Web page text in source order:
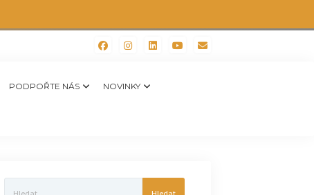
PODPOŘTE NÁS NOVINKY